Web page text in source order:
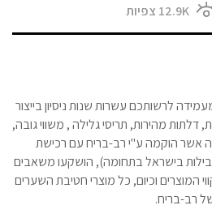
12.9K צפיות
לרשותכם עשרות שנות ניסיון בייצור
מהירות, תריסי גלילה , משווי גובה,
אשר הוקמה ע"י רב-בריח עם רכישת
בישראל בתחומה), הושקעו משאבים
המוצרים וכיום, כל מוצרי חטיבת השערים
רב-בריח.